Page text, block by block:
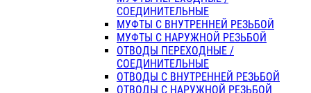
СОЕДИНИТЕЛЬНЫЕ
МУФТЫ С ВНУТРЕННЕЙ РЕЗЬБОЙ
МУФТЫ С НАРУЖНОЙ РЕЗЬБОЙ
ОТВОДЫ ПЕРЕХОДНЫЕ /
СОЕДИНИТЕЛЬНЫЕ
ОТВОДЫ С ВНУТРЕННЕЙ РЕЗЬБОЙ
ОТВОДЫ С НАРУЖНОЙ РЕЗЬБОЙ